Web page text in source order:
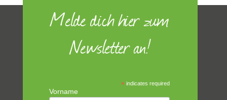
Melde dich hier zum
Newsletter an!
* indicates required
Vorname